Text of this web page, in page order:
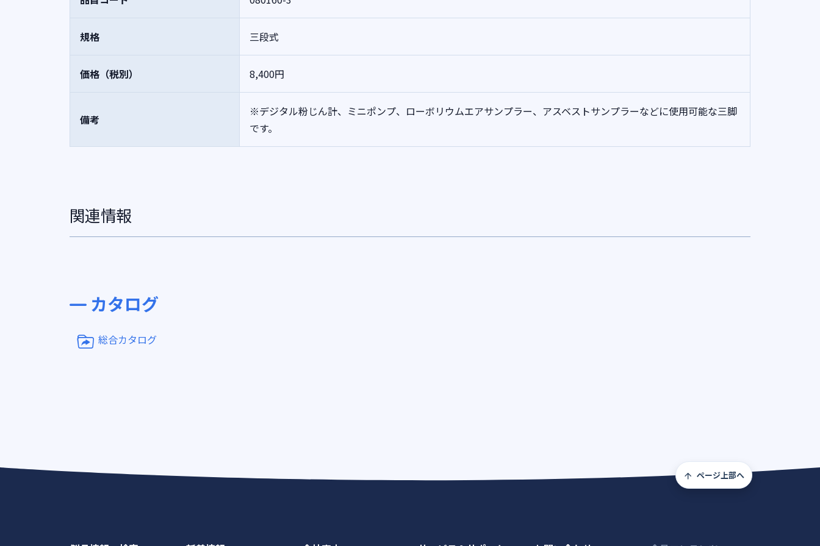
規格 三段式
価格（税別） 8,400円
備考
※デジタル粉じん計、ミニポンプ、ローボリウムエアサンプラー、アスベストサンプラーなどに使用可能な三脚
です。
関連情報
カタログ
総合カタログ
ページ上部へ